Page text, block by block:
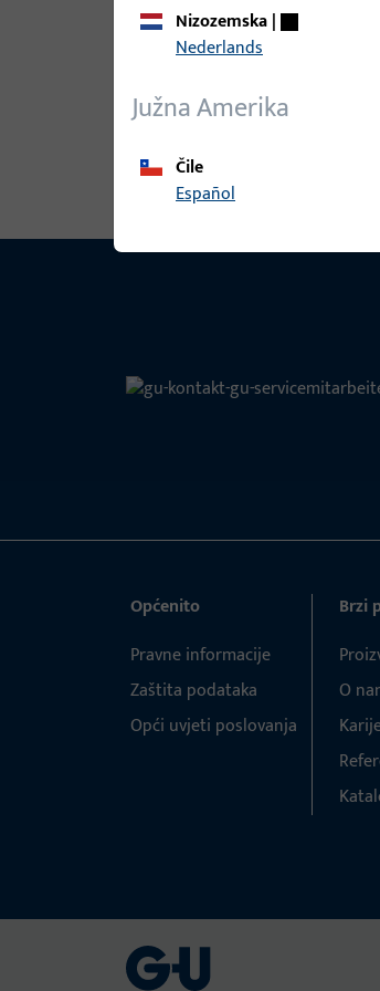
4/20 M.AT M.EINB.ZA
6-27914-00-R-8 |
Nizozemska|
Nederlands
Južna Amerika
Čile
Español
Općenito
Pravne informacije
Zaštita podataka
Opći uvjeti poslovanja
Brzi
O